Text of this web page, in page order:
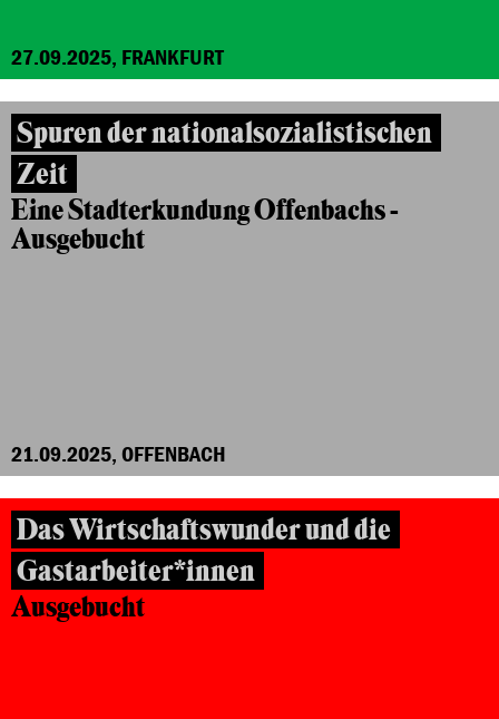
27.09.2025, FRANKFURT
Spuren der nationalsozialistischen
Zeit
Eine Stadterkundung Offenbachs -
Ausgebucht
21.09.2025, OFFENBACH
Das Wirtschaftswunder und die
Gastarbeiter*innen
Ausgebucht